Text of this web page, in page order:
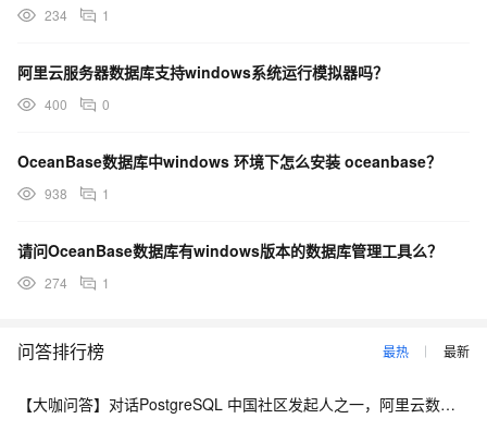
234 1
阿里云服务器数据库支持windows系统运行模拟器吗？
400 0
OceanBase数据库中windows 环境下怎么安装 oceanbase？
938 1
请问OceanBase数据库有windows版本的数据库管理工具么？
274 1
问答排行榜 最热 最新
【大咖问答】对话PostgreSQL 中国社区发起人之一，阿里云数据库高级专家 德哥